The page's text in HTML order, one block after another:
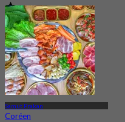
4.9
6 Réservé
De฿ 320
Samut Prakan
Coréen